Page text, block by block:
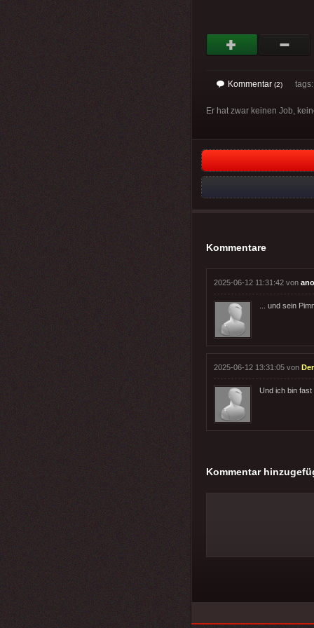
Kommentar (2) tags:
Er hat zwar keinen Job,
Kommentare
2025-06-12 11:31:42 von
... und sein
2025-06-12 13:31:05 von
Und ich bin
Kommentar